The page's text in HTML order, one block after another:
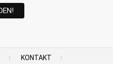
KONTAKT